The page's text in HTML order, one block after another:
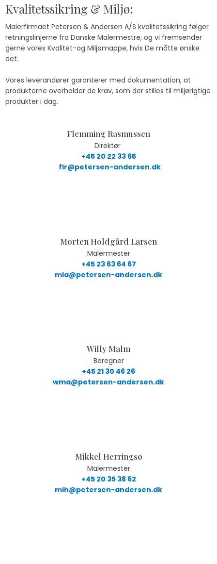
Kvalitetssikring & Miljø:
Malerfirmaet Petersen & Andersen A/S kvalitetssikring følger
retningslinjerne fra Danske Malermestre, og vi fremsender
gerne vores Kvalitet-og Miljømappe, hvis De måtte ønske
det.
​Vores leverandører garanterer med dokumentation, at
produkterne overholder de krav, som der stilles til miljørigtige
produkter i dag.​
Flemming Rasmussen
Direktør
+45 20 22 33 65
flr@petersen-andersen.dk
Morten Holdgård Larsen
Malermester
+45 23 63 64 67
mla@petersen-andersen.dk
Willy Malm
Beregner
+45 21 30 46 26
wma@petersen-andersen.dk
Mikkel Herringsø
Malermester
+45 20 35 38 62
mih@petersen-andersen.dk